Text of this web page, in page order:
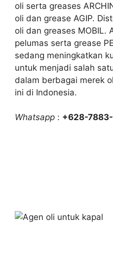
oli serta greases
oli dan grease AGIP.
oli dan greases MOBIL.
pelumas serta grease
sedang meningkatkan
untuk menjadi salah
dalam berbagai merek
ini di Indonesia.
Whatsapp : +628-